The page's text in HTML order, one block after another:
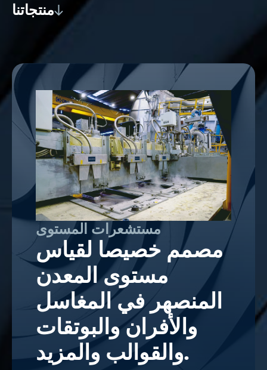
منتجاتنا
مستشعرات المستوى
مصمم خصيصا لقياس
مستوى المعدن
المنصهر في المغاسل
والأفران والبوتقات
والقوالب والمزيد.